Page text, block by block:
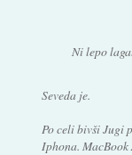
Ni lepo
Seveda je.
Po celi bivši Jugi
Iphona.